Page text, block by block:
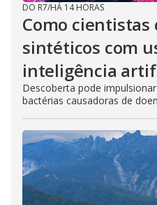
DO R7/HÁ 14 HORAS
Como
sintéticos com
inteligência
Descoberta pode
bactérias causadoras de